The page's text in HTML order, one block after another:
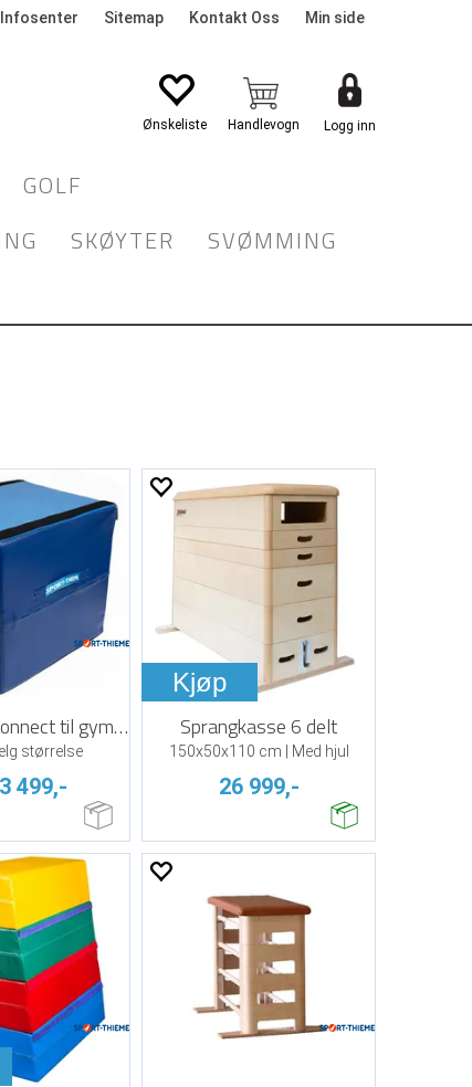
Infosenter Sitemap Kontakt Oss Min side
Logg inn
GOLF
SKØYTER
SVØMMING
Skumblokk Connect til gymnastik og turn
størrelse
499,-
Kjøp
Sprangkasse 6 delt
150x50x110 cm | Med hjul
26 999,-